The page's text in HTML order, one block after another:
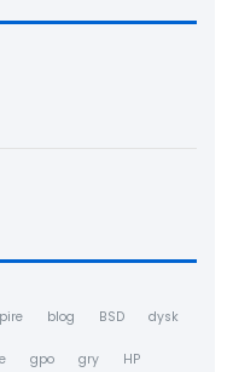
blog BSD dysk
gpo gry HP